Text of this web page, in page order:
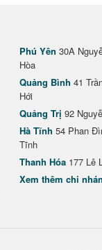
Phú Yên 30A
Hòa
Quảng Bình 41
Hới
Quảng Trị 92
Hà Tĩnh 54 Phan
Tĩnh
Thanh Hóa 177 Lê
Xem thêm chi